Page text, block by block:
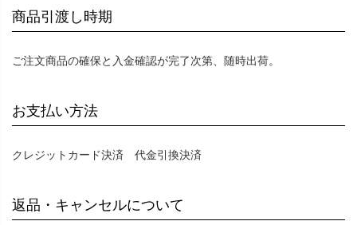
商品引渡し時期
ご注文商品の確保と入金確認が完了次第、随時出荷。
お支払い方法
クレジットカード決済 代金引換決済
返品・キャンセルについて